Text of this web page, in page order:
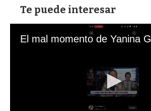
Te puede interesar